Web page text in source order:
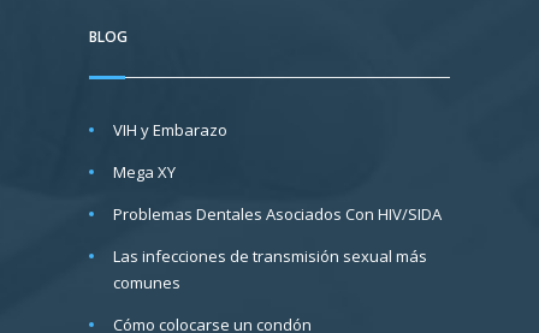
BLOG
VIH y Embarazo
Mega XY
Problemas Dentales Asociados Con HIV/SIDA
Las infecciones de transmisión sexual más
comunes
Cómo colocarse un condón